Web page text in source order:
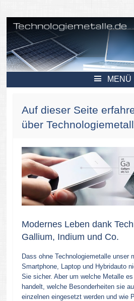
Technologiemetalle.de – MENÜ
ZUM
Auf dieser Seite
über
Modernes Leben dank
Gallium, Indium und Co.
Dass ohne Technologiemetalle unser
Smartphone, Laptop und Hybridauto
Sie sicher. Aber um welche Metalle
handelt, welche Besonderheiten sie
einzelnen eingesetzt werden und wie